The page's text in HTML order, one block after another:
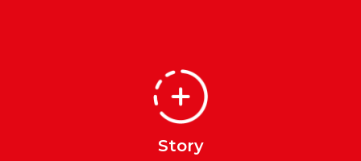
Story